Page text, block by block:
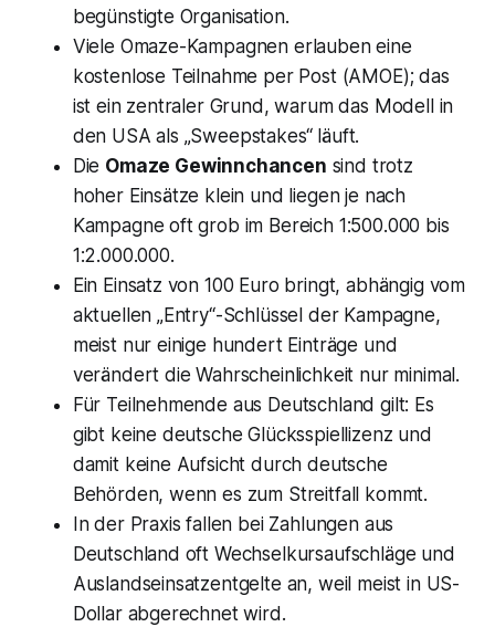
begünstigte Organisation.
Viele Omaze-Kampagnen erlauben eine
kostenlose Teilnahme per Post (AMOE); das
ist ein zentraler Grund, warum das Modell in
den USA als „Sweepstakes“ läuft.
Die Omaze Gewinnchancen sind trotz
hoher Einsätze klein und liegen je nach
Kampagne oft grob im Bereich 1:500.000 bis
1:2.000.000.
Ein Einsatz von 100 Euro bringt, abhängig vom
aktuellen „Entry“-Schlüssel der Kampagne,
meist nur einige hundert Einträge und
verändert die Wahrscheinlichkeit nur minimal.
Für Teilnehmende aus Deutschland gilt: Es
gibt keine deutsche Glücksspiellizenz und
damit keine Aufsicht durch deutsche
Behörden, wenn es zum Streitfall kommt.
In der Praxis fallen bei Zahlungen aus
Deutschland oft Wechselkursaufschläge und
Auslandseinsatzentgelte an, weil meist in US-
Dollar abgerechnet wird.